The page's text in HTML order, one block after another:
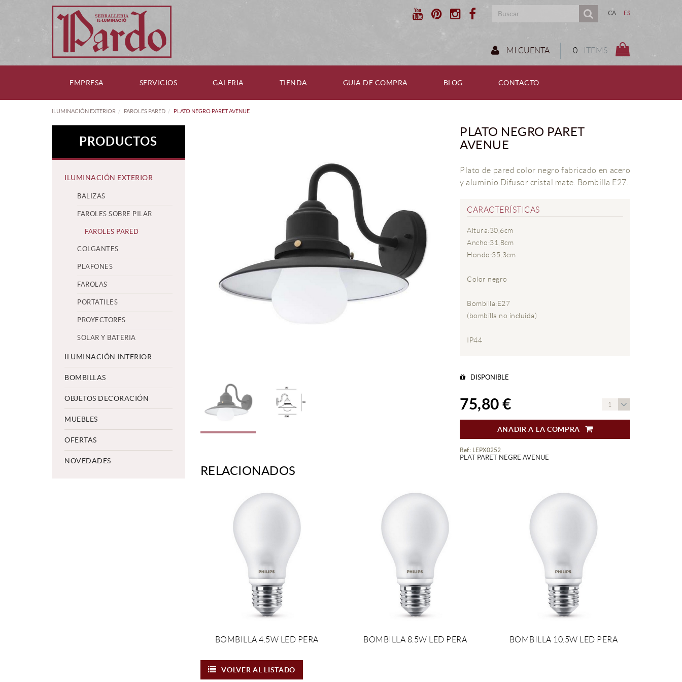
CA ES
MI CUENTA 0 ITEMS
EMPRESA SERVICIOS GALERIA TIENDA GUIA DE COMPRA BLOG CONTACTO
ILUMINACIÓN EXTERIOR FAROLES PARED PLATO NEGRO PARET AVENUE
PRODUCTOS
ILUMINACIÓN EXTERIOR
BALIZAS
FAROLES SOBRE PILAR
FAROLES PARED
COLGANTES
PLAFONES
FAROLAS
PORTATILES
PROYECTORES
SOLAR Y BATERIA
ILUMINACIÓN INTERIOR
BOMBILLAS
OBJETOS DECORACIÓN
MUEBLES
OFERTAS
NOVEDADES
PLATO NEGRO PARET
AVENUE
Plato de pared color negro fabricado en acero
y aluminio.Difusor cristal mate. Bombilla E27.
CARACTERÍSTICAS
Altura:30,6cm
Ancho:31,8cm
Hondo:35,3cm
Color negro
Bombilla:E27
(bombilla no incluida)
IP44
DISPONIBLE
75,80 € 1
AÑADIR A LA COMPRA
Ref.: LEPX0252
PLAT PARET NEGRE AVENUE
RELACIONADOS
BOMBILLA 4.5W LED PERA BOMBILLA 8.5W LED PERA BOMBILLA 10.5W LED PERA
VOLVER AL LISTADO